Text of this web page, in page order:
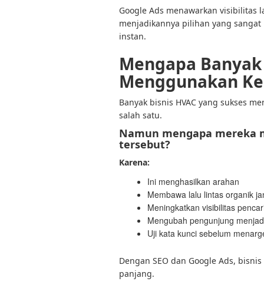
Google Ads menawarkan visibilitas
menjadikannya pilihan yang
instan.
Mengapa
Menggunakan
Banyak bisnis HVAC yang sukses
salah satu.
Namun mengapa mereka
tersebut?
Karena:
Ini menghasilkan arahan
Membawa lalu lintas organik
Meningkatkan visibilitas
Mengubah pengunjung
Uji kata kunci sebelum
Dengan SEO dan Google Ads,
panjang.